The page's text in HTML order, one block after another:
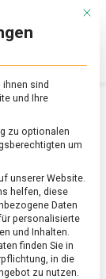
Mit
sind
und Ihre
zu optionalen
um
unserer Website.
helfen, diese
Daten
personalisierte
und Inhalten.
finden Sie in
in die
zu nutzen.